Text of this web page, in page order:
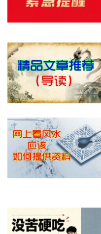
紧急提醒，明易堂有重名，大
家需看清
特别推荐精品文章